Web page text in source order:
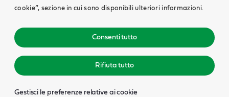
cookie”, sezione in cui sono disponibili ulteriori informazioni.
Consenti tutto
Rifiuta tutto
Gestisci le preferenze relative ai cookie